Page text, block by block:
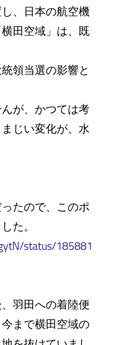
、日本の航空機
田空域」は、既
領当選の影響と
が、かつては考
じい変化が、水
たので、このポ
た。
status/185881
羽田への着陸便
まで横田空域の